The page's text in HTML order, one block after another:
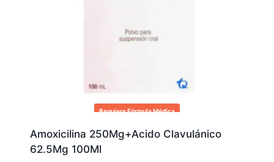
Requiere Fórmula Médica
Amoxicilina 250Mg+Acido Clavulánico
62.5Mg 100Ml